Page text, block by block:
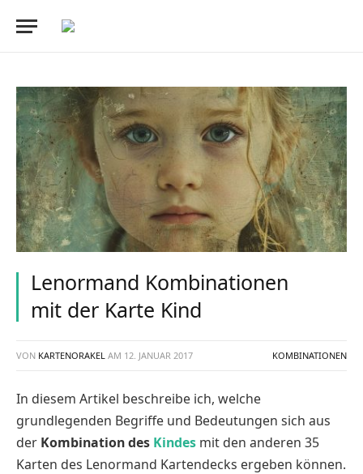
Lenormand Kombinationen
mit der Karte Kind
VON KARTENORAKEL AM 12. JANUAR 2017 KOMBINATIONEN
In diesem Artikel beschreibe ich, welche
grundlegenden Begriffe und Bedeutungen sich aus
der Kombination des Kindes mit den anderen 35
Karten des Lenormand Kartendecks ergeben können.